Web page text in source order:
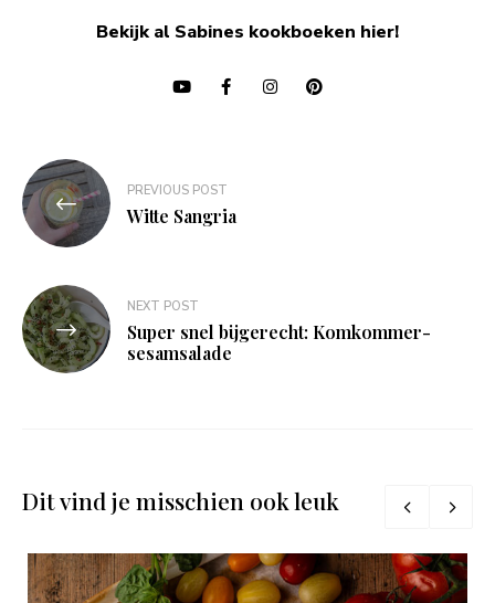
Bekijk al Sabines kookboeken hier!
Bericht
navigatie
PREVIOUS POST
Witte Sangria
NEXT POST
Super snel bijgerecht: Komkommer-
sesamsalade
Dit vind je misschien ook leuk